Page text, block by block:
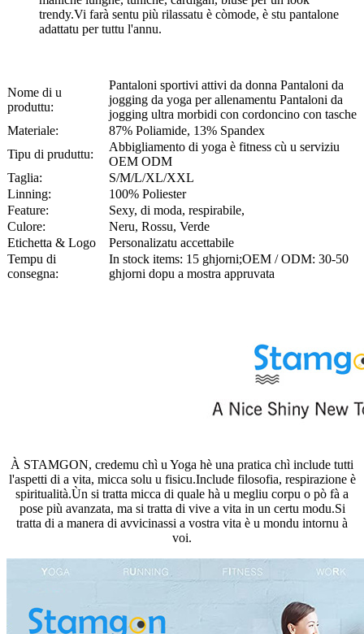
trendy.Vi farà sentu più rilassatu è còmode, è stu pantalone
adattatu per tuttu l'annu.
Nome di u
produttu:
Pantaloni sportivi attivi da donna Pantaloni da
jogging da yoga per allenamentu Pantaloni da
jogging ultra morbidi con cordoncino con tasche
Materiale:
87% Poliamide, 13% Spandex
Tipu di pruduttu:
Abbigliamento di yoga è fitness cù u serviziu
OEM ODM
Taglia:
S/M/L/XL/XXL
Linning:
100% Poliester
Feature:
Sexy, di moda, respirabile,
Culore:
Neru, Rossu, Verde
Etichetta & Logo
Personalizatu accettabile
Tempu di
consegna:
In stock items: 15 ghjorni;OEM / ODM: 30-50
ghjorni dopu a mostra appruvata
À STAMGON, credemu chì u Yoga hè una pratica chì include tutti
l'aspetti di a vita, micca solu u fisicu.Include filosofia, respirazione è
spiritualità.Ùn si tratta micca di quale hà u megliu corpu o pò fà a
pose più avanzata, ma si tratta di vive a vita in un certu modu.Si
tratta di a manera di avvicinassi a vostra vita è u mondu intornu à
voi.